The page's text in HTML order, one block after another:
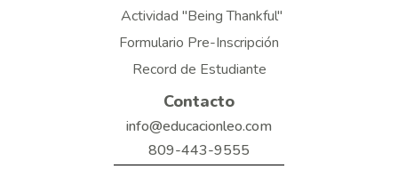
Actividad "Being Thankful"
Formulario Pre-Inscripción
Record de Estudiante
Contacto
info@educacionleo.com
809-443-9555